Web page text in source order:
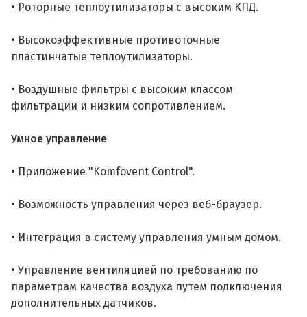
• Роторные теплоутилизаторы с высоким КПД.
• Высокоэффективные противоточные
пластинчатые теплоутилизаторы.
• Воздушные фильтры с высоким классом
фильтрации и низким сопротивлением.
Умное управление
• Приложение "Komfovent Control".
• Возможность управления через веб-браузер.
• Интеграция в систему управления умным домом.
• Управление вентиляцией по требованию по
параметрам качества воздуха путем подключения
дополнительных датчиков.